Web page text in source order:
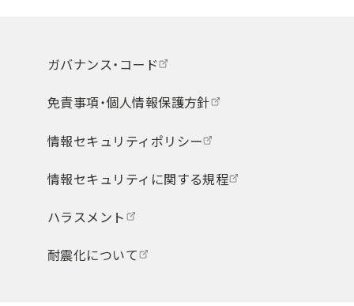
ガバナンス・コード
免責事項・個人情報保護方針
情報セキュリティポリシー
情報セキュリティに関する規程
ハラスメント
耐震化について